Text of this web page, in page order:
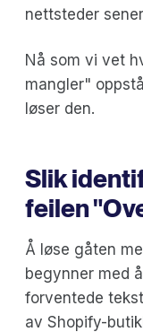
nettsteder
Nå som vi vet
mangler"
løser den.
Slik
feilen
Å løse gåten
begynner med
forventede
av Shopify-